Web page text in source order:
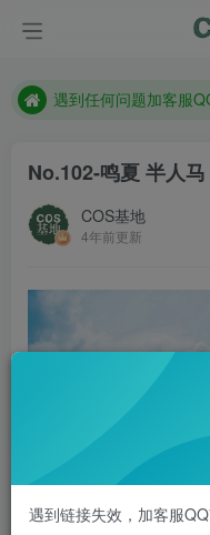
防失联：百度搜索《
遇到任何问题加客服
No.102-鸣夏 半人
COS基地
4年前更新
遇到链接失效，加客服